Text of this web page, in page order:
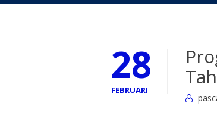
28
FEBRUARI